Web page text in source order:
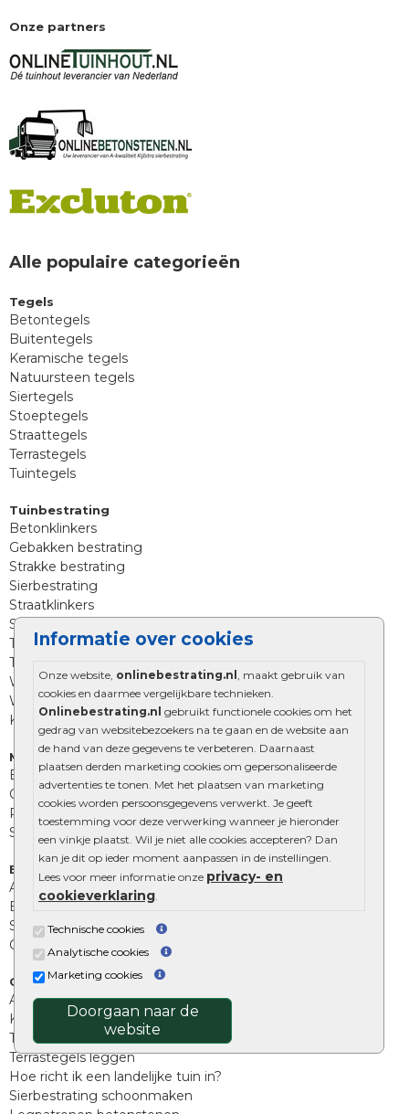
Informatie over cookies
Onze website, onlinebestrating.nl , maakt gebruik van
cookies en daarmee vergelijkbare technieken.
Onlinebestrating.nl gebruikt functionele cookies om het
gedrag van websitebezoekers na te gaan en de website aan
de hand van deze gegevens te verbeteren. Daarnaast
plaatsen derden marketing cookies om gepersonaliseerde
advertenties te tonen. Met het plaatsen van marketing
cookies worden persoonsgegevens verwerkt. Je geeft
toestemming voor deze verwerking wanneer je hieronder
een vinkje plaatst. Wil je niet alle cookies accepteren? Dan
kan je dit op ieder moment aanpassen in de instellingen.
Lees voor meer informatie onze privacy- en
cookieverklaring.
Technische cookies
Analytische cookies
Marketing cookies
Doorgaan naar de
website
Onze partners
Alle populaire categorieën
Tegels
Betontegels
Buitentegels
Keramische tegels
Natuursteen tegels
Siertegels
Stoeptegels
Straattegels
Terrastegels
Tuintegels
Tuinbestrating
Betonklinkers
Gebakken bestrating
Strakke bestrating
Sierbestrating
Straatklinkers
Straatstenen
Trommelstenen
Tuinstenen
Waalformaat
Wildverband bestrating
Kingstones
Muurelementen
Betonbielzen
Opsluitbanden
Palissades
Stapelblokken
Extra benodigdheden
Afwatering en diversen
Beplantings en betonelementen
Split, grind en zand
Oprit tegels
Overig
Aanbiedingen
Kunstgras
Tuintegels outlet
Terrastegels leggen
Hoe richt ik een landelijke tuin in?
Sierbestrating schoonmaken